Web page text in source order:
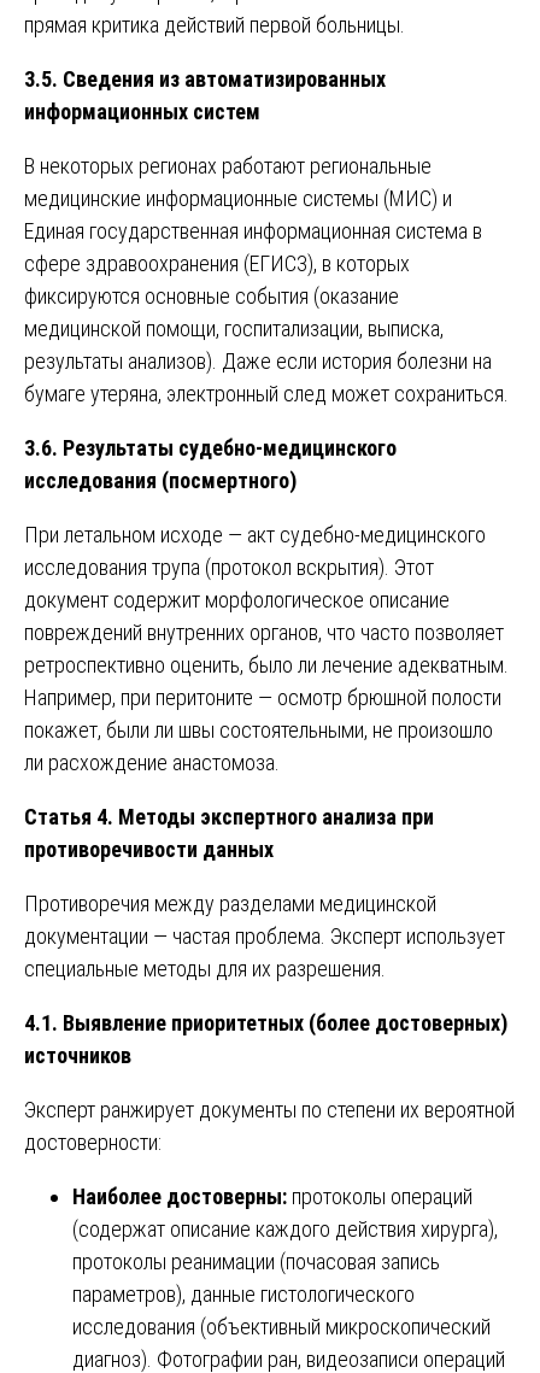
прямая критика действий первой больницы.
3.5. Сведения из автоматизированных
информационных систем
В некоторых регионах работают региональные
медицинские информационные системы (МИС) и
Единая государственная информационная система в
сфере здравоохранения (ЕГИСЗ), в которых
фиксируются основные события (оказание
медицинской помощи, госпитализации, выписка,
результаты анализов). Даже если история болезни на
бумаге утеряна, электронный след может сохраниться.
3.6. Результаты судебно-медицинского
исследования (посмертного)
При летальном исходе — акт судебно-медицинского
исследования трупа (протокол вскрытия). Этот
документ содержит морфологическое описание
повреждений внутренних органов, что часто позволяет
ретроспективно оценить, было ли лечение адекватным.
Например, при перитоните — осмотр брюшной полости
покажет, были ли швы состоятельными, не произошло
ли расхождение анастомоза.
Статья 4. Методы экспертного анализа при
противоречивости данных
Противоречия между разделами медицинской
документации — частая проблема. Эксперт использует
специальные методы для их разрешения.
4.1. Выявление приоритетных (более достоверных)
источников
Эксперт ранжирует документы по степени их вероятной
достоверности:
Наиболее достоверны: протоколы операций
(содержат описание каждого действия хирурга),
протоколы реанимации (почасовая запись
параметров), данные гистологического
исследования (объективный микроскопический
диагноз). Фотографии ран, видеозаписи операций